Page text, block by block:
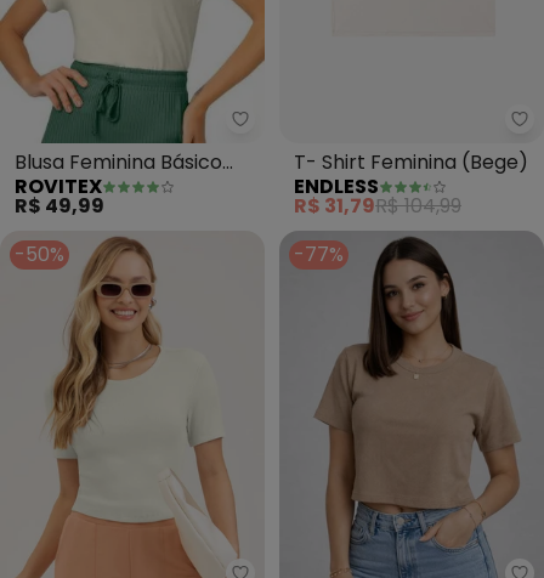
Rovitex - Blusa Feminina
Blusa Feminina Básico
(Bege)
ROVITEX
R$ 49,99
T- Shirt Feminina (Bege)
ENDLESS
R$ 31,79R$ 104,99
-50%
-77%